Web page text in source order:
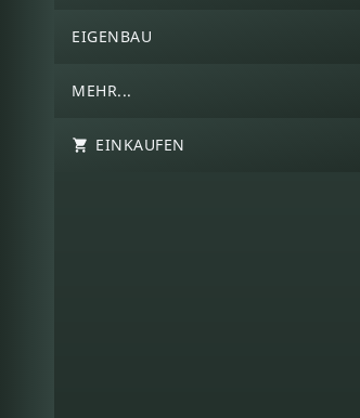
EIGENBAU
MEHR...
EINKAUFEN